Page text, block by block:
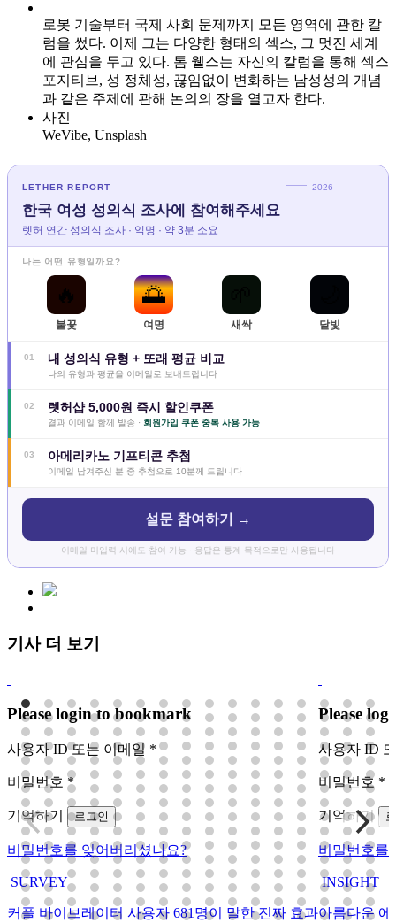
로봇 기술부터 국제 사회 문제까지 모든 영역에 관한 칼
럼을 썼다. 이제 그는 다양한 형태의 섹스, 그 멋진 세계
에 관심을 두고 있다. 톰 웰스는 자신의 칼럼을 통해 섹스
포지티브, 성 정체성, 끊임없이 변화하는 남성성의 개념
과 같은 주제에 관해 논의의 장을 열고자 한다.
사진
WeVibe, Unsplash
LETHER REPORT 2026
한국 여성 성의식 조사에 참여해주세요
렛허 연간 성의식 조사 · 익명 · 약 3분 소요
나는 어떤 유형일까요?
🔥
불꽃
🌅
여명 새싹 달빛
01 내 성의식 유형 + 또래 평균 비교
나의 유형과 평균을 이메일로 보내드립니다
02 렛허샵 5,000원 즉시 할인쿠폰
결과 이메일 함께 발송 · 회원가입 쿠폰 중복 사용 가능
03 아메리카노 기프티콘 추첨
이메일 남겨주신 분 중 추첨으로 10분께 드립니다
설문 참여하기 →
이메일 미입력 시에도 참여 가능 · 응답은 통계 목적으로만 사용됩니다
기사 더 보기
Please login to bookmark
사용자 ID 또는 이메일 *
비밀번호 *
기억하기 로그인
비밀번호를 잊어버리셨나요?
SURVEY
커플 바이브레이터 사용자 681명이 말한 진짜 효과
Please
사용자 ID
비밀번호 *
기억하기
비밀번호를
INSIGHT
아름다운